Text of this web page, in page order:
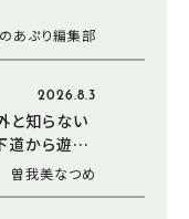
あぷり編集部
2026.8.3
と知らない
道から遊び
かけレポ）
曽我美なつめ